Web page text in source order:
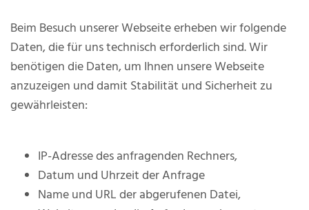
Beim Besuch unserer Webseite erheben wir folgende
Daten, die für uns technisch erforderlich sind. Wir
benötigen die Daten, um Ihnen unsere Webseite
anzuzeigen und damit Stabilität und Sicherheit zu
gewährleisten:
IP-Adresse des anfragenden Rechners,
Datum und Uhrzeit der Anfrage
Name und URL der abgerufenen Datei,